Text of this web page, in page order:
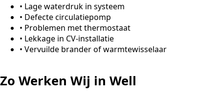
• Lage waterdruk in systeem
• Defecte circulatiepomp
• Problemen met thermostaat
• Lekkage in CV-installatie
• Vervuilde brander of warmtewisselaar
Zo Werken Wij in Well